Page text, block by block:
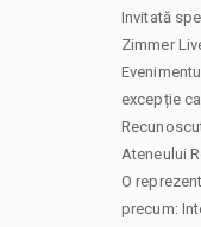
Invitată
Zimmer
excepție
Ateneului
O
precum: